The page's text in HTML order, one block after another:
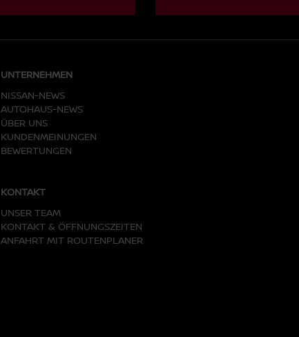
UNTERNEHMEN
NISSAN-NEWS
AUTOHAUS-NEWS
ÜBER UNS
KUNDENMEINUNGEN
BEWERTUNGEN
KONTAKT
UNSER TEAM
KONTAKT & ÖFFNUNGSZEITEN
ANFAHRT MIT ROUTENPLANER